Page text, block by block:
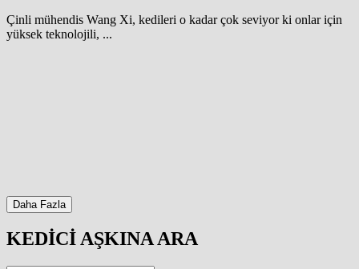
Çinli mühendis Wang Xi, kedileri o kadar çok seviyor ki onlar için
yüksek teknolojili, ...
Daha Fazla
KEDİCİ AŞKINA ARA